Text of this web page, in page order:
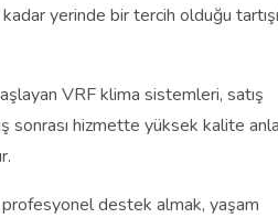
yerinde bir tercih olduğu
VRF klima sistemleri, satış
sonrası hizmette yüksek kalite
destek almak, yaşam